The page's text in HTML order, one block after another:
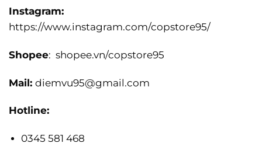
Instagram:
https://www.instagram.com/copstore95/
Shopee: shopee.vn/copstore95
Mail: diemvu95@gmail.com
Hotline:
0345 581 468